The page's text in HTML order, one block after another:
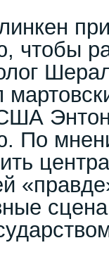
чтобы
По